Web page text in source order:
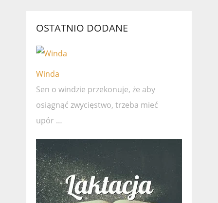
OSTATNIO DODANE
Winda
Sen o windzie przekonuje, że ​​aby
osiągnąć zwycięstwo, trzeba mieć
upór …